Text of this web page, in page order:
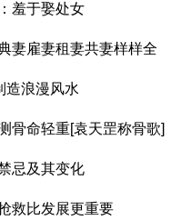
羞于娶处女
妻雇妻租妻共妻样样全
造浪漫风水
命轻重[袁天罡称骨歌]
忌及其变化
救比发展更重要